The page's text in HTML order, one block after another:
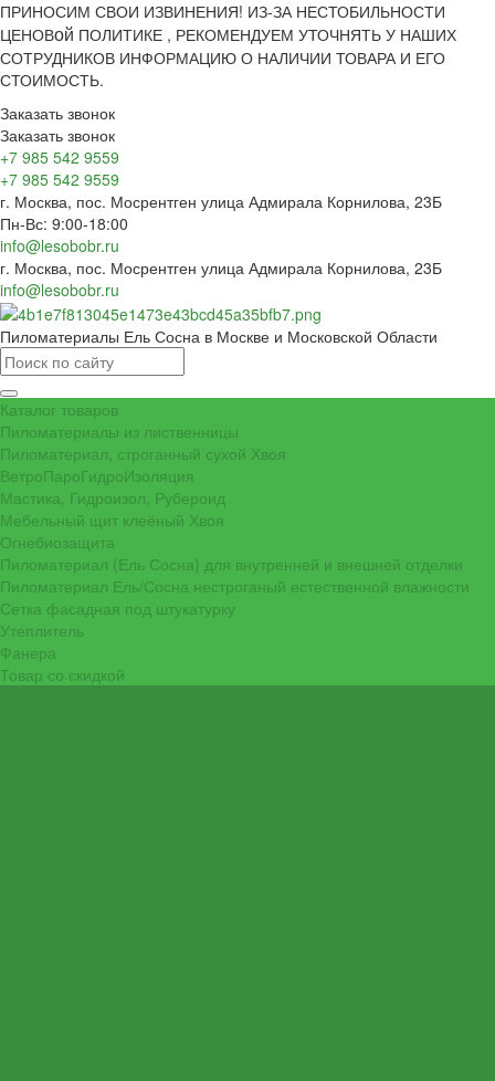
ПРИНОСИМ СВОИ ИЗВИНЕНИЯ! ИЗ-ЗА НЕСТОБИЛЬНОСТИ
ЦЕНОВой ПОЛИТИКЕ , РЕКОМЕНДУЕМ УТОЧНЯТЬ У НАШИХ
СОТРУДНИКОВ ИНФОРМАЦИЮ О НАЛИЧИИ ТОВАРА И ЕГО
СТОИМОСТЬ.
Заказать звонок
Заказать звонок
+7 985 542 9559
+7 985 542 9559
г. Москва, пос. Мосрентген улица Адмирала Корнилова, 23Б
Пн-Вс: 9:00-18:00
info@lesobobr.ru
г. Москва, пос. Мосрентген улица Адмирала Корнилова, 23Б
info@lesobobr.ru
Пиломатериалы Ель Сосна в Москве и Московской Области
Каталог товаров
Пиломатериалы из лиственницы
Пиломатериал, строганный сухой Хвоя
ВетроПароГидроИзоляция
Мастика, Гидроизол, Рубероид
Мебельный щит клеёный Хвоя
Огнебиозащита
Пиломатериал (Ель Сосна) для внутренней и внешней отделки
Пиломатериал Ель/Сосна нестроганый естественной влажности
Сетка фасадная под штукатурку
Утеплитель
Фанера
Товар со скидкой